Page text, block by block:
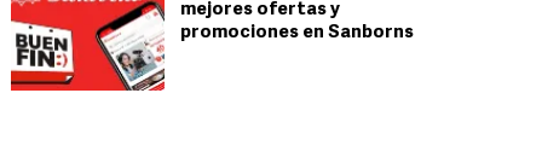
mejores ofertas y
promociones en Sanborns